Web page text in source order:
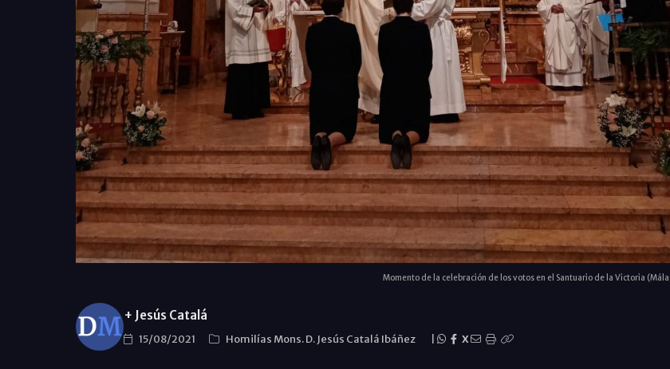
Momento de la celebración de los votos en el Santuario de la Victoria
+ Jesús Catalá
15/08/2021 Homilías Mons. D. Jesús Catalá Ibáñez X